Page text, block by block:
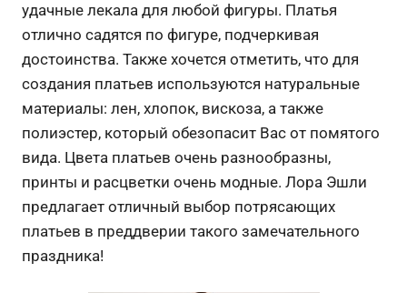
удачные лекала для любой фигуры. Платья
отлично садятся по фигуре, подчеркивая
достоинства. Также хочется отметить, что для
создания платьев используются натуральные
материалы: лен, хлопок, вискоза, а также
полиэстер, который обезопасит Вас от помятого
вида. Цвета платьев очень разнообразны,
принты и расцветки очень модные. Лора Эшли
предлагает отличный выбор потрясающих
платьев в преддверии такого замечательного
праздника!